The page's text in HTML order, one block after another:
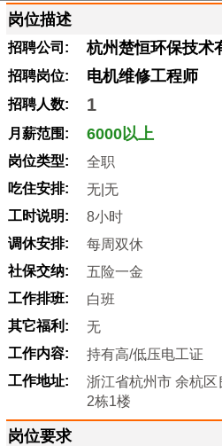
岗位描述
招聘公司: 杭州楚恒环保技术
招聘岗位: 电机维修工程师
招聘人数: 1
月薪范围: 6000以上
岗位类型:
全职
吃住安排:
无|无
工时说明:
8小时
调休安排:
每周双休
社保交纳:
五险一金
工作排班:
白班
其它福利:
无
工作内容:
持有高/低压电工证
工作地址:
浙江省杭州市 余杭
2栋1楼
岗位要求